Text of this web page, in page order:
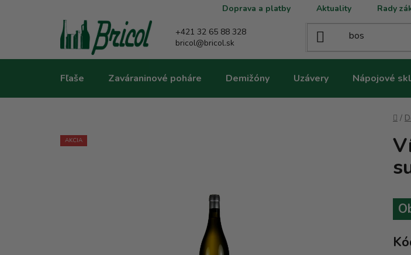
Doprava a platby Aktuality Rady
+421 32 65 88 328
bricol@bricol.sk
Fľaše Zaváraninové poháre Demižóny Uzávery Nápojové
/
AKCIA